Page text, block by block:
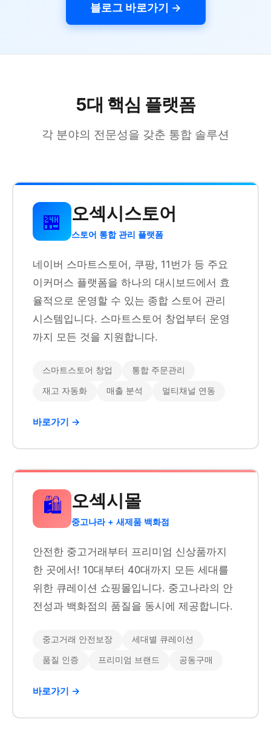
블로그 바로가기 →
5대 핵심 플랫폼
각 분야의 전문성을 갖춘 통합 솔루션
🏪 오섹시스토어
스토어 통합 관리 플랫폼
네이버 스마트스토어, 쿠팡, 11번가 등 주요
이커머스 플랫폼을 하나의 대시보드에서 효
율적으로 운영할 수 있는 종합 스토어 관리
시스템입니다. 스마트스토어 창업부터 운영
까지 모든 것을 지원합니다.
스마트스토어 창업 통합 주문관리
재고 자동화 매출 분석 멀티채널 연동
바로가기 →
🛍️ 오섹시몰
중고나라 + 새제품 백화점
안전한 중고거래부터 프리미엄 신상품까지
한 곳에서! 10대부터 40대까지 모든 세대를
위한 큐레이션 쇼핑몰입니다. 중고나라의 안
전성과 백화점의 품질을 동시에 제공합니다.
중고거래 안전보장 세대별 큐레이션
품질 인증 프리미엄 브랜드 공동구매
바로가기 →